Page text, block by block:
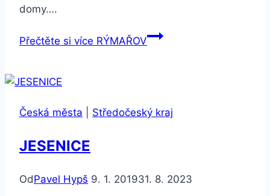
domy….
Přečtěte si více RÝMAŘOV
Česká města Středočeský kraj
JESENICE
OdPavel Hypš 9. 1. 201931. 8. 2023